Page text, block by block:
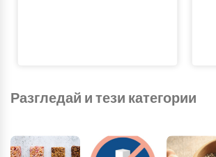
Разгледай и тези категории